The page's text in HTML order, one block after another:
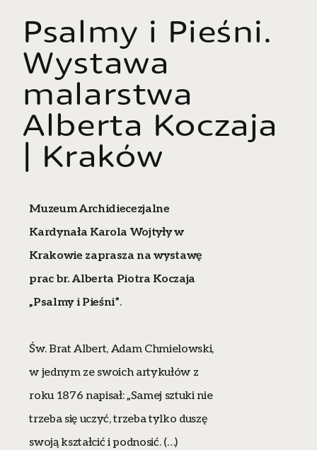
Psalmy i Pieśni.
Wystawa
malarstwa
Alberta Koczaja
| Kraków
Muzeum Archidiecezjalne
Kardynała Karola Wojtyły w
Krakowie zaprasza na wystawę
prac br. Alberta Piotra Koczaja
„Psalmy i Pieśni”.
Św. Brat Albert, Adam Chmielowski,
w jednym ze swoich artykułów z
roku 1876 napisał: „Samej sztuki nie
trzeba się uczyć, trzeba tylko duszę
swoją kształcić i podnosić. (…)